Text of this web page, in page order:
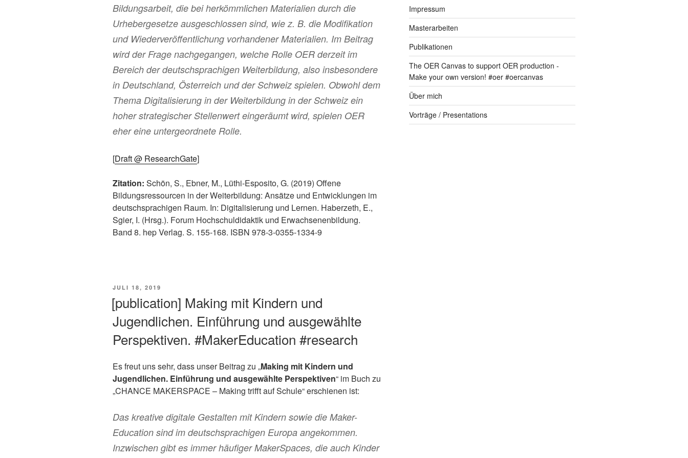
Bildungsarbeit, die bei herkömmlichen Materialien durch die
Urhebergesetze ausgeschlossen sind, wie z. B. die Modifikation
und Wiederveröffentlichung vorhandener Materialien. Im Beitrag
wird der Frage nachgegangen, welche Rolle OER derzeit im
Bereich der deutschsprachigen Weiterbildung, also insbesondere
in Deutschland, Österreich und der Schweiz spielen. Obwohl dem
Thema Digitalisierung in der Weiterbildung in der Schweiz ein
hoher strategischer Stellenwert eingeräumt wird, spielen OER
eher eine untergeordnete Rolle.
[Draft @ ResearchGate]
Zitation: Schön, S., Ebner, M., Lüthi-Esposito, G. (2019) Offene
Bildungsressourcen in der Weiterbildung: Ansätze und Entwicklungen im
deutschsprachigen Raum. In: Digitalisierung und Lernen. Haberzeth, E.,
Sgier, I. (Hrsg.). Forum Hochschuldidaktik und Erwachsenenbildung.
Band 8. hep Verlag. S. 155-168. ISBN 978-3-0355-1334-9
VERÖFFENTLICHT
JULI 18, 2019
[publication] Making mit Kindern und
Jugendlichen. Einführung und ausgewählte
Perspektiven. #MakerEducation #research
Es freut uns sehr, dass unser Beitrag zu „Making mit Kindern und
Jugendlichen. Einführung und ausgewählte Perspektiven“ im Buch zu
„CHANCE MAKERSPACE – Making trifft auf Schule“ erschienen ist:
Das kreative digitale Gestalten mit Kindern sowie die Maker-
Education sind im deutschsprachigen Europa angekommen.
Inzwischen gibt es immer häufiger MakerSpaces, die auch Kinder
Impressum
Masterarbeiten
Publikationen
The OER Canvas to support OER production -
Make your own version! #oer #oercanvas
Über mich
Vorträge / Presentations